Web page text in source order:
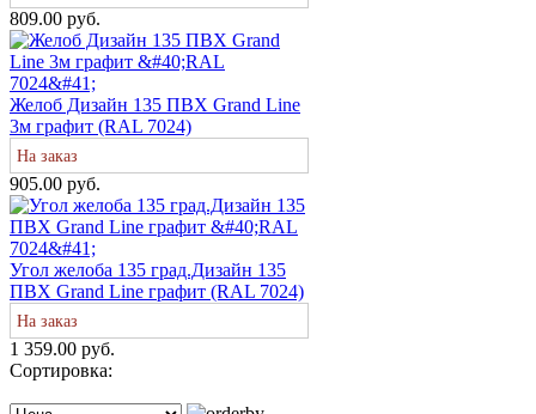
809.00 руб.
Желоб Дизайн 135 ПВХ Grand Line
3м графит (RAL 7024)
На заказ
905.00 руб.
Угол желоба 135 град.Дизайн 135
ПВХ Grand Line графит (RAL 7024)
На заказ
1 359.00 руб.
Сортировка: